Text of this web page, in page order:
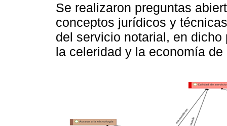
Se realizaron preguntas
conceptos jurídicos y
del servicio notarial, en
la celeridad y la economía